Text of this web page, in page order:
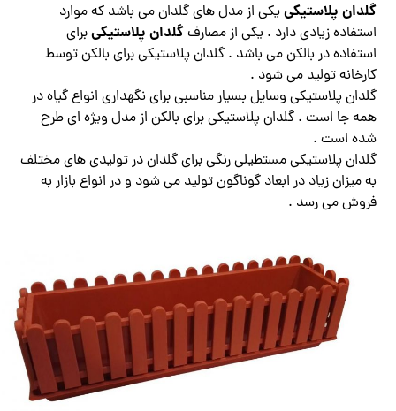
گلدان پلاستیکییکی از مدل های گلدان می باشد که موارد
استفاده زیادی دارد . یکی از مصارفگلدان پلاستیکیبرای
استفاده در بالکن می باشد . گلدان پلاستیکی برای بالکن توسط
کارخانه تولید می شود .
گلدان پلاستیکی وسایل بسیار مناسبی برای نگهداری انواع گیاه در
همه جا است . گلدان پلاستیکی برای بالکن از مدل ویژه ای طرح
شده است .
گلدان پلاستیکی مستطیلی رنگیبرای گلدان در تولیدی های مختلف
به میزان زیاد در ابعاد گوناگون تولید می شود و در انواع بازار به
فروش می رسد .